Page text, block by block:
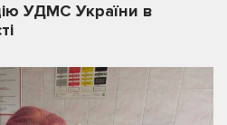
УДМС України в